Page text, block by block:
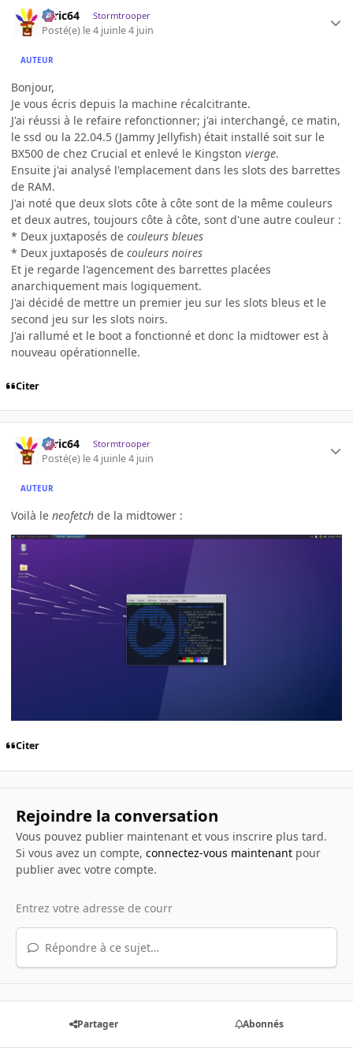
ceric64 Stormtrooper
Posté(e) le 4 juinle 4 juin
AUTEUR
Bonjour,
Je vous écris depuis la machine récalcitrante.
J'ai réussi à le refaire refonctionner; j'ai interchangé, ce matin,
le ssd ou la 22.04.5 (Jammy Jellyfish) était installé soit sur le
BX500 de chez Crucial et enlevé le Kingston vierge.
Ensuite j'ai analysé l'emplacement dans les slots des barrettes
de RAM.
J'ai noté que deux slots côte à côte sont de la même couleurs
et deux autres, toujours côte à côte, sont d'une autre couleur :
* Deux juxtaposés de couleurs bleues
* Deux juxtaposés de couleurs noires
Et je regarde l'agencement des barrettes placées
anarchiquement mais logiquement.
J'ai décidé de mettre un premier jeu sur les slots bleus et le
second jeu sur les slots noirs.
J'ai rallumé et le boot a fonctionné et donc la midtower est à
nouveau opérationnelle.
Citer
ceric64 Stormtrooper
Posté(e) le 4 juinle 4 juin
AUTEUR
Voilà le neofetch de la midtower :
Citer
Rejoindre la conversation
Vous pouvez publier maintenant et vous inscrire plus tard.
Si vous avez un compte, connectez-vous maintenantpour
publier avec votre compte.
Répondre à ce sujet…
Partager Abonnés